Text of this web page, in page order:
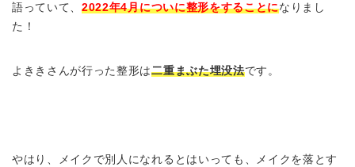
語っていて、2022年4月についに整形をすることになりまし
た！
よききさんが行った整形は二重まぶた埋没法です。
やはり、メイクで別人になれるとはいっても、メイクを落とす